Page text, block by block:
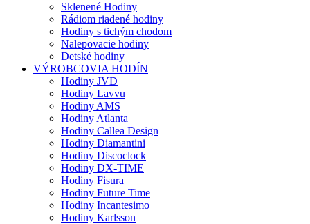
Sklenené Hodiny
Rádiom riadené hodiny
Hodiny s tichým chodom
Nalepovacie hodiny
Detské hodiny
VÝROBCOVIA HODÍN
Hodiny JVD
Hodiny Lavvu
Hodiny AMS
Hodiny Atlanta
Hodiny Callea Design
Hodiny Diamantini
Hodiny Discoclock
Hodiny DX-TIME
Hodiny Fisura
Hodiny Future Time
Hodiny Incantesimo
Hodiny Karlsson